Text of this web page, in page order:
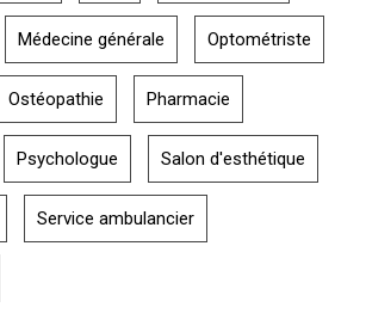
Médecine générale Optométriste
Ostéopathie Pharmacie
Psychologue Salon d'esthétique
Service ambulancier